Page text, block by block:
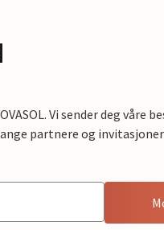
Vi sender deg våre
partnere og